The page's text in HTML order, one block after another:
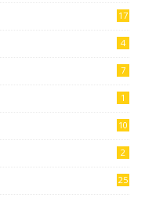
17
4
7
1
10
2
25